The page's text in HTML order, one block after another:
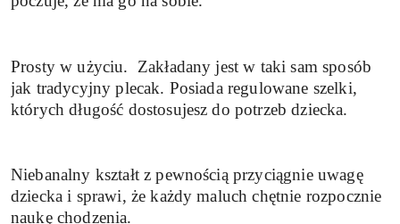
Prosty w użyciu.
Zakładany jest w taki sam sposób
jak tradycyjny plecak. Posiada regulowane szelki,
których długość dostosujesz do potrzeb dziecka.
Niebanalny kształt z pewnością przyciągnie uwagę
dziecka i sprawi, że każdy maluch chętnie rozpocznie
naukę chodzenia.